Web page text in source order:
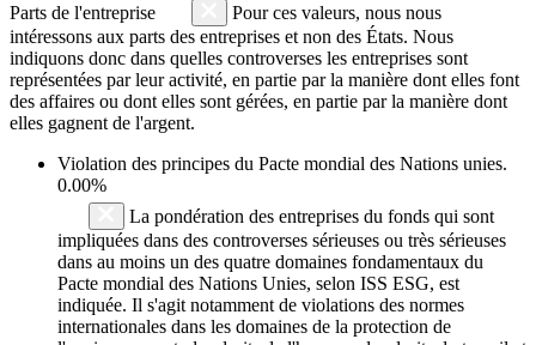
Parts de l'entreprise
Pour ces valeurs, nous nous
intéressons aux parts des entreprises et non des États. Nous
indiquons donc dans quelles controverses les entreprises sont
représentées par leur activité, en partie par la manière dont elles font
des affaires ou dont elles sont gérées, en partie par la manière dont
elles gagnent de l'argent.
Violation des principes du Pacte mondial des Nations unies.
0.00%
La pondération des entreprises du fonds qui sont
impliquées dans des controverses sérieuses ou très sérieuses
dans au moins un des quatre domaines fondamentaux du
Pacte mondial des Nations Unies, selon ISS ESG, est
indiquée. Il s'agit notamment de violations des normes
internationales dans les domaines de la protection de